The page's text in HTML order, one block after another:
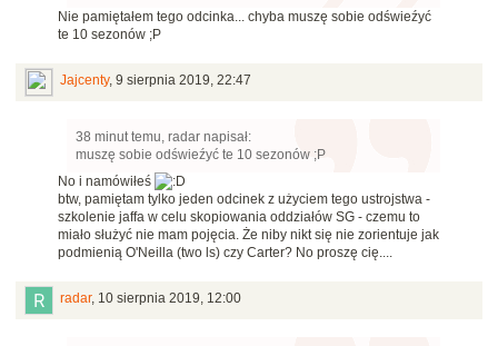
Nie pamiętałem tego odcinka... chyba muszę sobie odświeźyć
te 10 sezonów ;P
Jajcenty, 9 sierpnia 2019, 22:47
38 minut temu, radar napisał:
muszę sobie odświeźyć te 10 sezonów ;P
No i namówiłeś
btw, pamiętam tylko jeden odcinek z użyciem tego ustrojstwa -
szkolenie jaffa w celu skopiowania oddziałów SG - czemu to
miało służyć nie mam pojęcia. Że niby nikt się nie zorientuje jak
podmienią O'Neilla (two ls) czy Carter? No proszę cię....
radar, 10 sierpnia 2019, 12:00